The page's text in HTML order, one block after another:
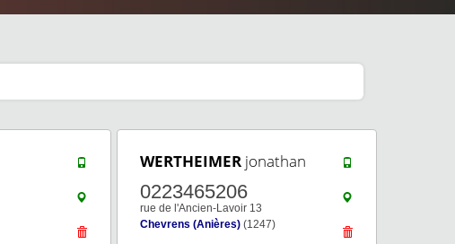
WERTHEIMER jonathan
0223465206
rue de l'Ancien-Lavoir 13
Chevrens (Anières) (1247)